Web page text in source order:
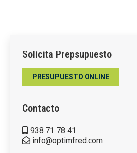
Solicita Prepsupuesto
PRESUPUESTO ONLINE
Contacto
938 71 78 41
info@optimfred.com